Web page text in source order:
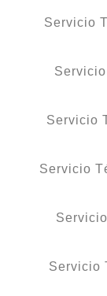
Servicio
Servicio
Servicio
Servicio